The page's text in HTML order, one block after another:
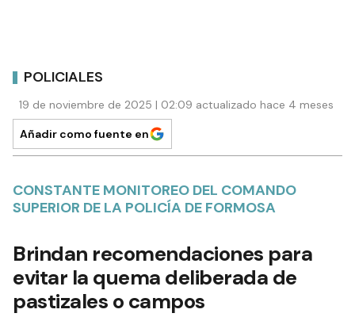
POLICIALES
19 de noviembre de 2025 | 02:09 actualizado hace 4 meses
Añadir como fuente en
CONSTANTE MONITOREO DEL COMANDO
SUPERIOR DE LA POLICÍA DE FORMOSA
Brindan recomendaciones para
evitar la quema deliberada de
pastizales o campos